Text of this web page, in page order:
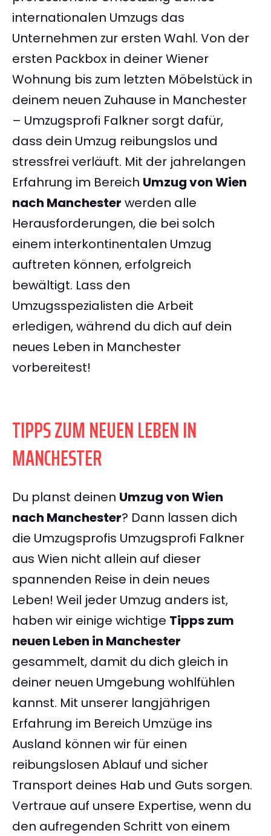
internationalen Umzugs das
Unternehmen zur ersten Wahl. Von der
ersten Packbox in deiner Wiener
Wohnung bis zum letzten Möbelstück in
deinem neuen Zuhause in Manchester
– Umzugsprofi Falkner sorgt dafür,
dass dein Umzug reibungslos und
stressfrei verläuft. Mit der jahrelangen
Erfahrung im Bereich Umzug von Wien
nach Manchester werden alle
Herausforderungen, die bei solch
einem interkontinentalen Umzug
auftreten können, erfolgreich
bewältigt. Lass den
Umzugsspezialisten die Arbeit
erledigen, während du dich auf dein
neues Leben in Manchester
vorbereitest!
TIPPS ZUM NEUEN LEBEN IN
MANCHESTER
Du planst deinen Umzug von Wien
nach Manchester? Dann lassen dich
die Umzugsprofis Umzugsprofi Falkner
aus Wien nicht allein auf dieser
spannenden Reise in dein neues
Leben! Weil jeder Umzug anders ist,
haben wir einige wichtige Tipps zum
neuen Leben in Manchester
gesammelt, damit du dich gleich in
deiner neuen Umgebung wohlfühlen
kannst. Mit unserer langjährigen
Erfahrung im Bereich Umzüge ins
Ausland können wir für einen
reibungslosen Ablauf und sicher
Transport deines Hab und Guts sorgen.
Vertraue auf unsere Expertise, wenn du
den aufregenden Schritt von einem